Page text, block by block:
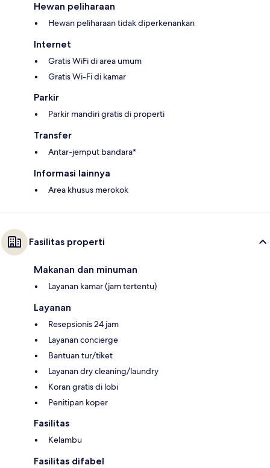
Hewan peliharaan
Hewan peliharaan tidak diperkenankan
Internet
Gratis WiFi di area umum
Gratis Wi-Fi di kamar
Parkir
Parkir mandiri gratis di properti
Transfer
Antar-jemput bandara*
Informasi lainnya
Area khusus merokok
Fasilitas properti
Makanan dan minuman
Layanan kamar (jam tertentu)
Layanan
Resepsionis 24 jam
Layanan concierge
Bantuan tur/tiket
Layanan dry cleaning/laundry
Koran gratis di lobi
Penitipan koper
Fasilitas
Kelambu
Fasilitas difabel